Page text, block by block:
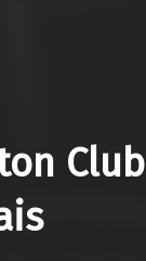
Club